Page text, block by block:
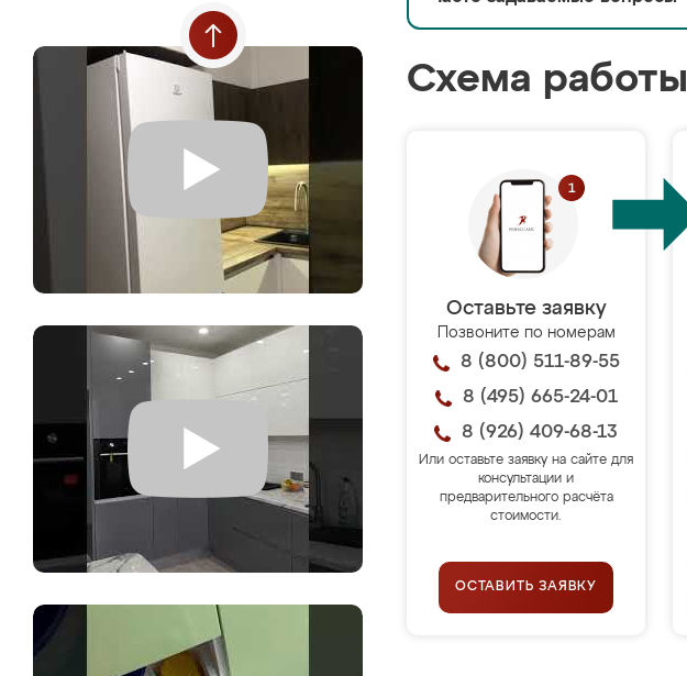
Схема работы
Оставьте заявку
Позвоните по номерам
8 (800) 511-89-55
8 (495) 665-24-01
8 (926) 409-68-13
Или оставьте заявку на сайте для
консультации и
предварительного расчёта
стоимости.
ОСТАВИТЬ ЗАЯВКУ